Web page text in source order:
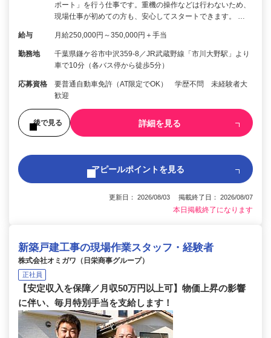
ポート」を行う仕事です。重機の操作などは行わないため、
現場仕事が初めての方も、安心してスタートできます。 …
給与 月給250,000円～350,000円＋手当
勤務地
千葉県鎌ケ谷市中沢359-8／JR武蔵野線「市川大野駅」より
車で10分（各バス停から徒歩5分）
応募資格
要普通自動車免許（AT限定でOK） 学歴不問 未経験者大
歓迎
後で見る 詳細を見る
アピールポイントを見る
更新日： 2026/08/03 掲載終了日： 2026/08/07
本日掲載終了になります
新築戸建工事の現場作業スタッフ・経験者
株式会社オミガワ（日栄商事グループ）
正社員
【安定収入を保障／月収50万円以上可】物価上昇の影響
に伴い、毎月特別手当を支給します！